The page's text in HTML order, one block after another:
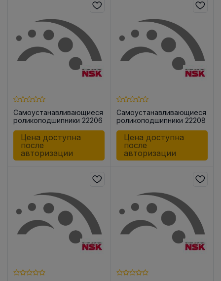
Самоустанавливающиеся
роликоподшипники 22206
Цена доступна
после
авторизации
Самоустанавливающиеся
роликоподшипники 22208
Цена доступна
после
авторизации